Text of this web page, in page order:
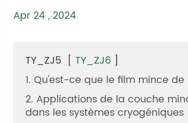
Apr 24 , 2024
TY_ZJ5 [ TY_ZJ6 ]
1. Qu'est-ce que le film mince de
2. Applications de la couche
dans les systèmes cryogéniques